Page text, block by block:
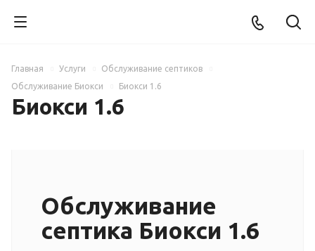
Главная Услуги
Обслуживание септиков
Обслуживание Биокси
Биокси 1.6
Биокси 1.6
Обслуживание
септика Биокси 1.6